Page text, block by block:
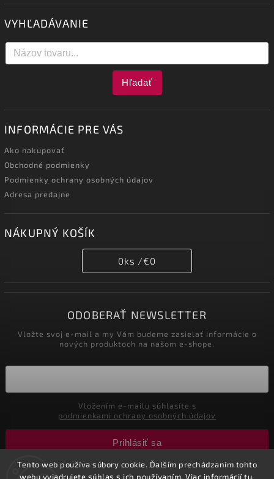
Tento web používa súbory cookie. Ďalším prechádzaním tohto
webu vyjadrujete súhlas s ich používaním. Viac informáciítu.
VYHĽADÁVANIE
Hľadať
INFORMÁCIE PRE VÁS
Ako nakupovať
Obchodné podmienky
Podmienky ochrany osobných údajov
Adresa predajne
NÁKUPNÝ KOŠÍK
0ks /€0
ODOBERAŤ NEWSLETTER
Vložte svoj e-mail a my Vám budeme zasielať informácie o
nových produktoch na našom e-shope.
podmienkami ochrany osobných údajov
Prihlásiť sa